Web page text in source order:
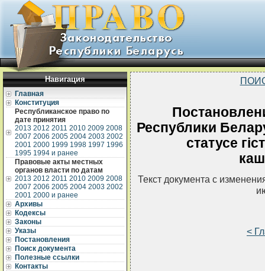
Навигация
Главная
Конституция
Республиканское право по
дате принятия
2013 2012 2011 2010 2009 2008
2007 2006 2005 2004 2003 2002
2001 2000 1999 1998 1997 1996
1995 1994 и ранее
Правовые акты местных
органов власти по датам
2013 2012 2011 2010 2009 2008
2007 2006 2005 2004 2003 2002
2001 2000 и ранее
Архивы
Кодексы
Законы
Указы
Постановления
Поиск документа
Полезные ссылки
Контакты
Республики
статусе
Текст документа с
<